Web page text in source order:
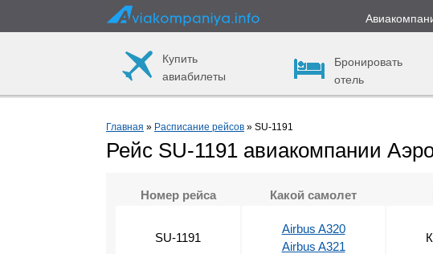
Купить
авиабилеты
Бронировать
отель
Главная » Расписание рейсов » SU-1191
Рейс SU-1191 авиакомпании
Номер рейса Какой самолет
SU-1191
Airbus A320
Airbus A321